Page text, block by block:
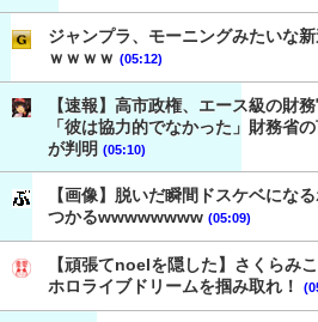
ジャンプラ、モーニングみたいな
ｗｗｗｗ (05:12)
【速報】高市政権、エース級の財
「彼は協力的でなかった」財務省
が判明 (05:10)
【画像】脱いだ瞬間ドスケベにな
つかるwwwwwwww (05:09)
【頑張てnoelを隠した】さくらみ
ホロライブドリームを掴み取れ！